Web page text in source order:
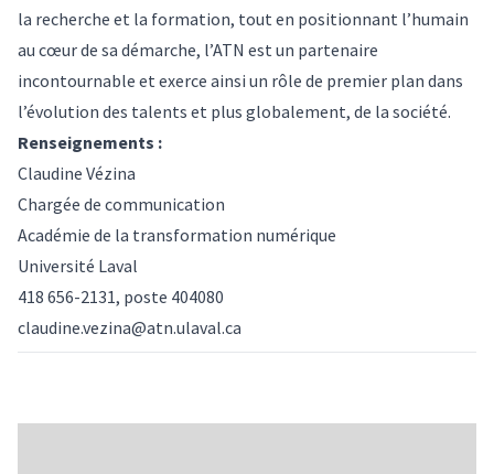
la recherche et la formation, tout en positionnant l’humain
au cœur de sa démarche, l’ATN est un partenaire
incontournable et exerce ainsi un rôle de premier plan dans
l’évolution des talents et plus globalement, de la société.
Renseignements :
Claudine Vézina
Chargée de communication
Académie de la transformation numérique
Université Laval
418 656-2131, poste 404080
claudine.vezina@atn.ulaval.ca